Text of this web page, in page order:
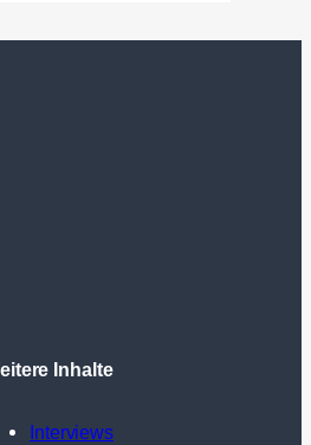
Inhalte
Interviews